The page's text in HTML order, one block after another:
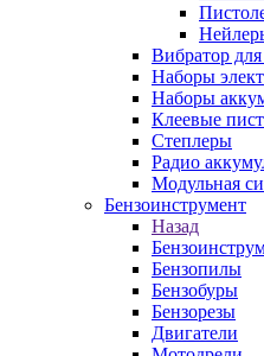
Вибратор для
Наборы
Наборы
Клеевые
Степлеры
Радио
Модульная
Бензоинструмент
Назад
Бензопилы
Бензобуры
Бензорезы
Двигатели